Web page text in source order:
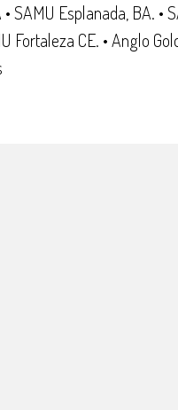
SAMU Esplanada, BA. •
Fortaleza CE. • Anglo